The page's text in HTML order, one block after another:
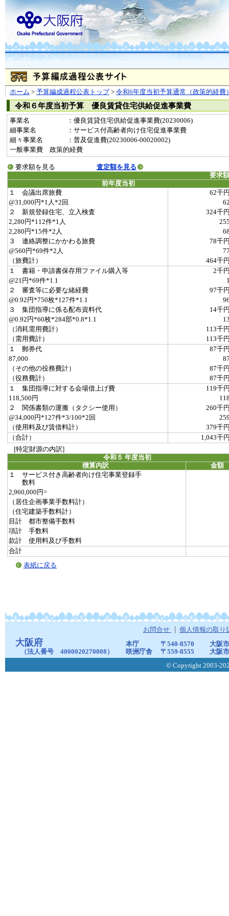
ホーム > 予算編成過程公表トップ> 令和6年度当初予算通常（政策的経費
令和６年度当初予算 優良賃貸住宅供給促進事業費
事業名
：優良賃貸住宅供給促進事業費(20230006)
細事業名
：サービス付高齢者向け住宅促進事業費
細々事業名
：普及促進費(20230006-00020002)
一般事業費 政策的経費
要求額を見る
査定額を見る
要求
前年度当初
１ 会議出席旅費
62千
@31,000円*1人*2回
２ 新規登録住宅、立入検査
324千
2,280円*112件*1人
2,280円*15件*2人
３ 連絡調整にかかわる旅費
78千
@560円*69件*2人
（旅費計）
464千
１ 書籍・申請書保存用ファイル購入等
2千
@21円*69件*1.1
２ 審査等に必要な緒経費
97千
@0.92円*750枚*127件*1.1
３ 集団指導に係る配布資料代
14千
@0.92円*60枚*284部*0.8*1.1
（消耗需用費計）
113千
（需用費計）
113千
１ 郵券代
87千
87,000
（その他の役務費計）
87千
（役務費計）
87千
１ 集団指導に対する会場借上げ費
119千
118,500円
２ 関係書類の運搬（タクシー使用）
260千
@34,000円*127件*3/100*2回
（使用料及び賃借料計）
379千
（合計）
1,043千
[特定財源の内訳]
令和５ 年度当初
積算内訳
金額
１ サービス付き高齢者向け住宅事業登録手
数料
2,960,000円=
（居住企画事業手数料計）
（住宅建築手数料計）
目計 都市整備手数料
項計 手数料
款計 使用料及び手数料
合計
表紙に戻る
お問合せ 個人情報の取り
大阪府
（法人番号 4000020270008）
本庁 〒540-8570
大阪
咲洲庁舎
〒559-8555
大阪
© Copyright 2003-